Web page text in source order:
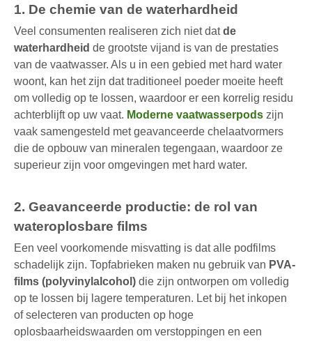
1. De chemie van de waterhardheid
Veel consumenten realiseren zich niet datde
waterhardheid de grootste vijand is van de prestaties
van de vaatwasser. Als u in een gebied met hard water
woont, kan het zijn dat traditioneel poeder moeite heeft
om volledig op te lossen, waardoor er een korrelig residu
achterblijft op uw vaat. Moderne vaatwasserpods zijn
vaak samengesteld met geavanceerde chelaatvormers
die de opbouw van mineralen tegengaan, waardoor ze
superieur zijn voor omgevingen met hard water.
2. Geavanceerde productie: de rol van
wateroplosbare films
Een veel voorkomende misvatting is dat alle podfilms
schadelijk zijn. Topfabrieken maken nu gebruik van PVA-
films (polyvinylalcohol) die zijn ontworpen om volledig
op te lossen bij lagere temperaturen. Let bij het inkopen
of selecteren van producten op hoge
oplosbaarheidswaarden om verstoppingen en een